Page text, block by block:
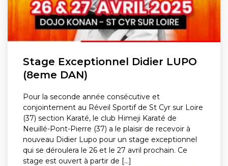
Stage Exceptionnel Didier LUPO
(8eme DAN)
Pour la seconde année consécutive et
conjointement au Réveil Sportif de St Cyr sur Loire
(37) section Karaté, le club Himeji Karaté de
Neuillé-Pont-Pierre (37) a le plaisir de recevoir à
nouveau Didier Lupo pour un stage exceptionnel
qui se déroulera le 26 et le 27 avril prochain. Ce
stage est ouvert à partir de [...]